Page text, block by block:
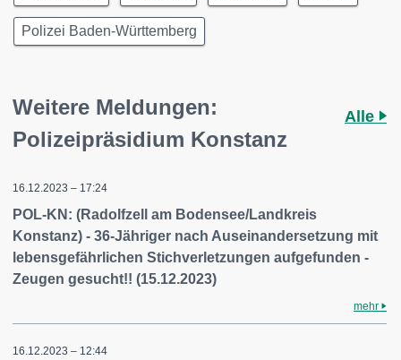
Polizei Baden-Württemberg
Weitere Meldungen:
Polizeipräsidium Konstanz
Alle
16.12.2023 – 17:24
POL-KN: (Radolfzell am Bodensee/Landkreis
Konstanz) - 36-Jähriger nach Auseinandersetzung mit
lebensgefährlichen Stichverletzungen aufgefunden -
Zeugen gesucht!! (15.12.2023)
mehr
16.12.2023 – 12:44